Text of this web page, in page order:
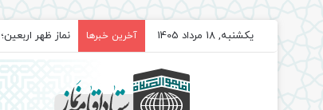
یکشنبه, 18 مرداد 1405 آخرین خبرها برگزاری